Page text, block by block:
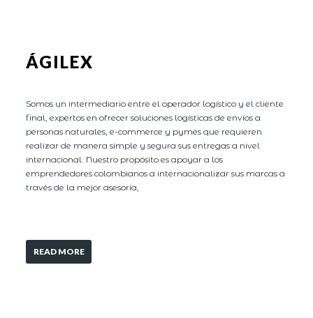
ÁGILEX
Somos un intermediario entre el operador logístico y el cliente
final, expertos en ofrecer soluciones logísticas de envíos a
personas naturales, e-commerce y pymes que requieren
realizar de manera simple y segura sus entregas a nivel
internacional. Nuestro propósito es apoyar a los
emprendedores colombianos a internacionalizar sus marcas a
través de la mejor asesoría,
READ MORE